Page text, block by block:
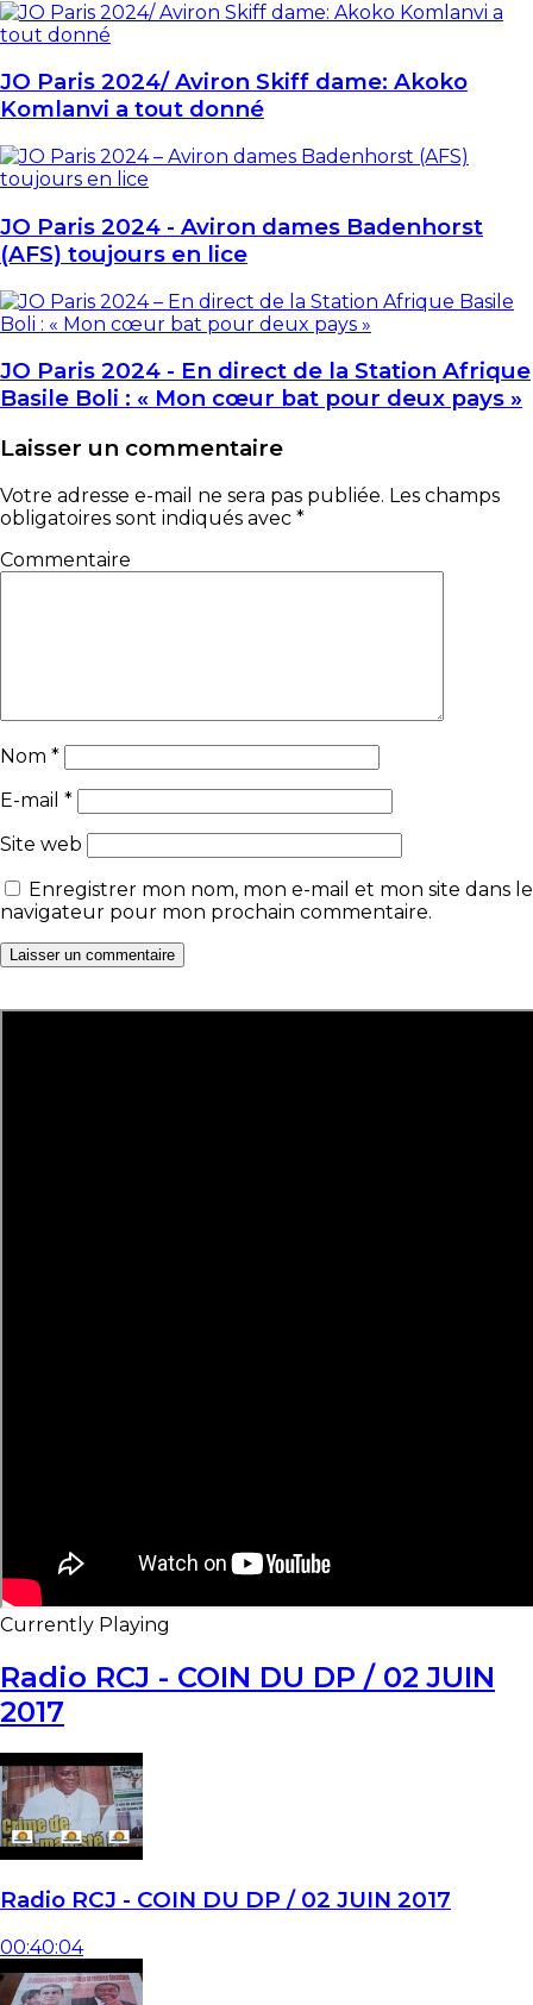
JO Paris 2024/ Aviron Skiff dame: Akoko
Komlanvi a tout donné
JO Paris 2024 - Aviron dames Badenhorst
(AFS) toujours en lice
JO Paris 2024 - En direct de la Station Afrique
Basile Boli : « Mon cœur bat pour deux pays »
Laisser un commentaire
Votre adresse e-mail ne sera pas publiée. Les champs
obligatoires sont indiqués avec *
Commentaire
Nom *
E-mail *
Site web
Enregistrer mon nom, mon e-mail et mon site dans le
navigateur pour mon prochain commentaire.
Currently Playing
Radio RCJ - COIN DU DP / 02 JUIN
2017
Radio RCJ - COIN DU DP / 02 JUIN 2017
00:40:04